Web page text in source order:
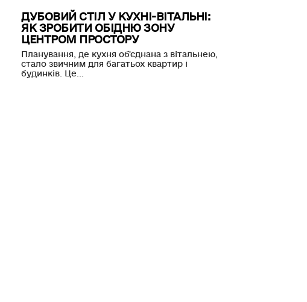
ДУБОВИЙ СТІЛ У КУХНІ-ВІТАЛЬНІ:
ЯК ЗРОБИТИ ОБІДНЮ ЗОНУ
ЦЕНТРОМ ПРОСТОРУ
Планування, де кухня об'єднана з вітальнею,
стало звичним для багатьох квартир і
будинків. Це...